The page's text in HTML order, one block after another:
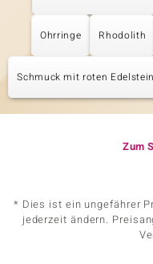
Ohrringe Rhodolith
Schmuck mit roten
Zum
* Dies ist ein ungefährer
jederzeit ändern.